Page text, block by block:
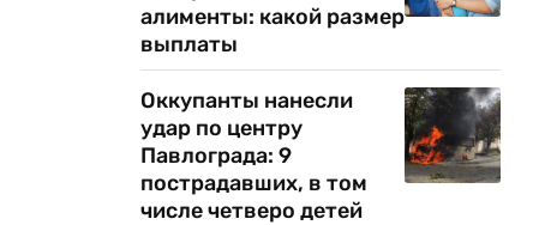
алименты: какой размер
выплаты
Оккупанты нанесли
удар по центру
Павлограда: 9
пострадавших, в том
числе четверо детей